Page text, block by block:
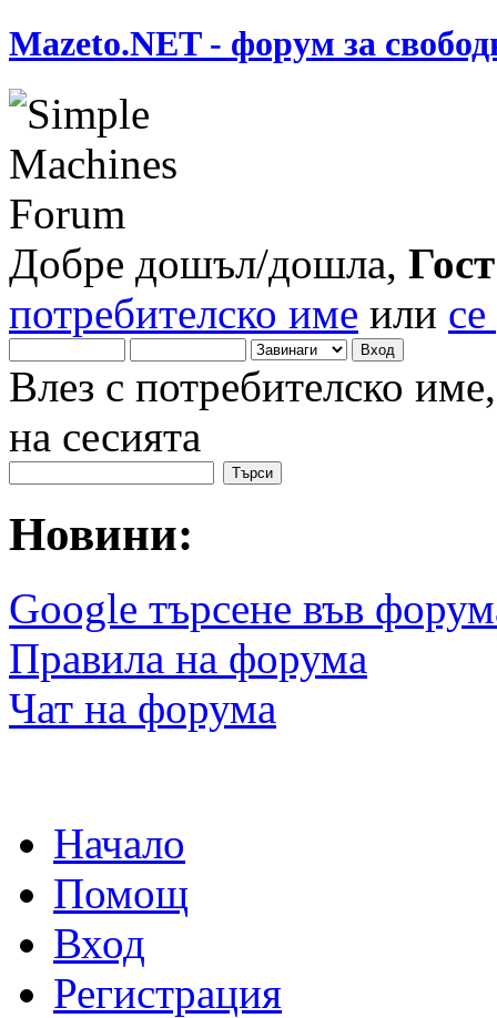
Mazeto.NET - форум за
Добре дошъл/дошла, Гост
потребителско име или
Влез с потребителско
на сесията
Новини:
Google търсене във
Правила на форума
Чат на форума
Начало
Помощ
Вход
Регистрация